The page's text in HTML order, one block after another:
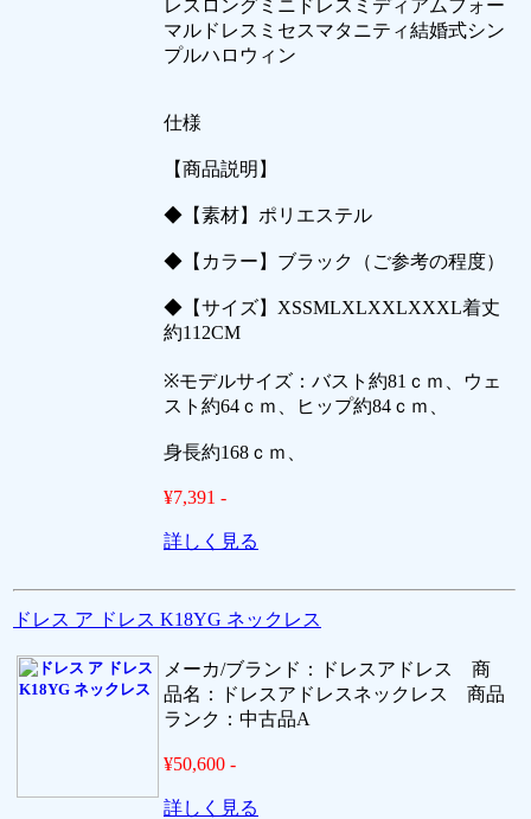
レスロングミニドレスミディアムフォー
マルドレスミセスマタニティ結婚式シン
プルハロウィン
仕様
【商品説明】
◆【素材】ポリエステル
◆【カラー】ブラック（ご参考の程度）
◆【サイズ】XSSMLXLXXLXXXL着丈
約112CM
※モデルサイズ：バスト約81ｃｍ、ウェ
スト約64ｃｍ、ヒップ約84ｃｍ、
身長約168ｃｍ、
¥7,391 -
詳しく見る
ドレス ア ドレス K18YG ネックレス
メーカ/ブランド：ドレスアドレス 商
品名：ドレスアドレスネックレス 商品
ランク：中古品A
¥50,600 -
詳しく見る